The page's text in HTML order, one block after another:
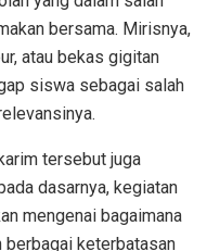
bersama. Mirisnya,
atau bekas gigitan
siswa sebagai salah
tersebut juga
dasarnya, kegiatan
mengenai bagaimana
berbagai keterbatasan